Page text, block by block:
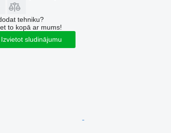
tehniku?
to kopā ar mums!
Izvietot sludinājumu